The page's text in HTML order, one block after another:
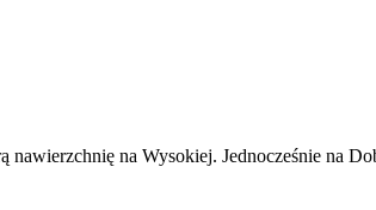
na Wysokiej. Jednocześnie na